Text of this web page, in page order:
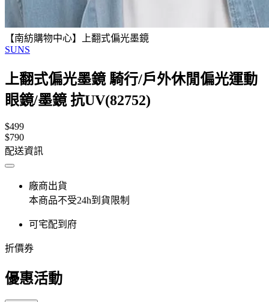
【南紡購物中心】上翻式偏光墨鏡
SUNS
上翻式偏光墨鏡 騎行/戶外休閒偏光運動
眼鏡/墨鏡 抗UV(82752)
$499
$790
配送資訊
廠商出貨
本商品不受24h到貨限制
可宅配到府
折價券
優惠活動